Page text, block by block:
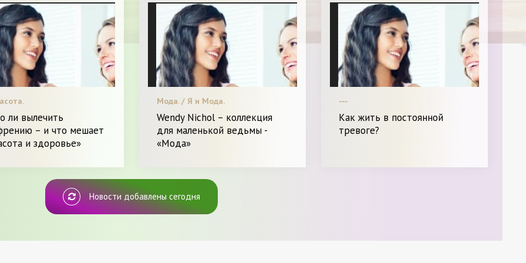
ли вылечить
– и что мешает
и здоровье»
Мода. / Я и Мода.
Wendy Nichol – коллекция
для маленькой ведьмы -
«Мода»
---
Как жить в постоянной
тревоге?
Новости добавлены сегодня